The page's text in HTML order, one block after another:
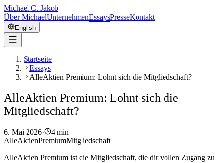
Michael C. Jakob
Über MichaelUnternehmenEssaysPresseKontakt
English
Startseite
Essays
AlleAktien Premium: Lohnt sich die Mitgliedschaft?
AlleAktien Premium: Lohnt sich die
Mitgliedschaft?
6. Mai 2026·
4 min
AlleAktienPremiumMitgliedschaft
AlleAktien Premium ist die Mitgliedschaft, die dir vollen Zugang zu